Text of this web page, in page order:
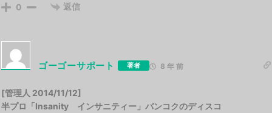
0 返信
ゴーゴーサポート 著者 8 年 前
[管理人 2014/11/12]
半プロ「Insanity インサニティー」バンコクのディスコ